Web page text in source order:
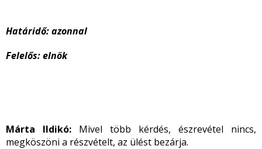
Határidő: azonnal
Felelős: elnök
Márta Ildikó: Mivel több kérdés, észrevétel nincs,
megköszöni a részvételt, az ülést bezárja.